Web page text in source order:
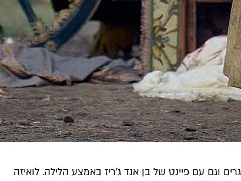
וגם עם פיינט של בן אנד ג'ריז באמצע הלילה. לואיזה